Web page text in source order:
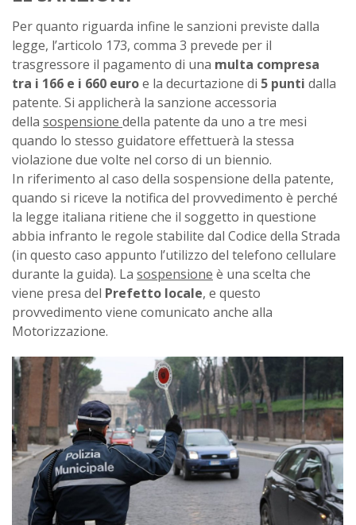
Per quanto riguarda infine le sanzioni previste dalla
legge, l’articolo 173, comma 3 prevede per il
trasgressore il pagamento di una multa compresa
tra i 166 e i 660 euroe la decurtazione di 5 punti dalla
patente. Si applicherà la sanzione accessoria
della sospensione della patente da uno a tre mesi
quando lo stesso guidatore effettuerà la stessa
violazione due volte nel corso di un biennio.
In riferimento al caso della sospensione della patente,
quando si riceve la notifica del provvedimento è perché
la legge italiana ritiene che il soggetto in questione
abbia infranto le regole stabilite dal Codice della Strada
(in questo caso appunto l’utilizzo del telefono cellulare
durante la guida). La sospensione è una scelta che
viene presa del Prefetto locale, e questo
provvedimento viene comunicato anche alla
Motorizzazione.